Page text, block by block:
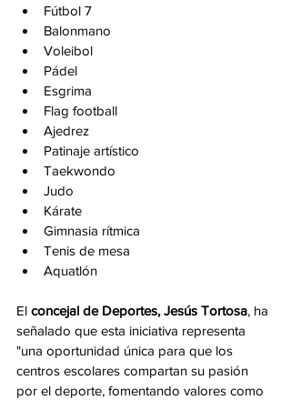
Fútbol 7
Balonmano
Voleibol
Pádel
Esgrima
Flag football
Ajedrez
Patinaje artístico
Taekwondo
Judo
Kárate
Gimnasia rítmica
Tenis de mesa
Aquatlón
El concejal de Deportes, Jesús Tortosa, ha
señalado que esta iniciativa representa
"una oportunidad única para que los
centros escolares compartan su pasión
por el deporte, fomentando valores como